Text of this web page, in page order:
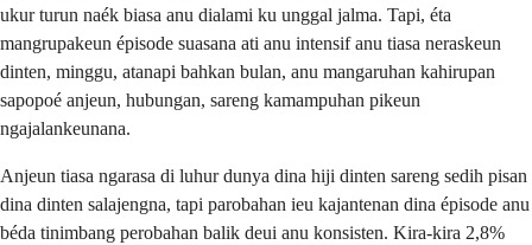
ukur turun naék biasa anu dialami ku unggal jalma. Tapi, éta
mangrupakeun épisode suasana ati anu intensif anu tiasa neraskeun
dinten, minggu, atanapi bahkan bulan, anu mangaruhan kahirupan
sapopoé anjeun, hubungan, sareng kamampuhan pikeun
ngajalankeunana.
Anjeun tiasa ngarasa di luhur dunya dina hiji dinten sareng sedih pisan
dina dinten salajengna, tapi parobahan ieu kajantenan dina épisode anu
béda tinimbang perobahan balik deui anu konsisten. Kira-kira 2,8%